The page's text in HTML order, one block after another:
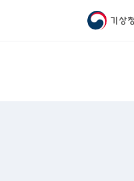
기상청